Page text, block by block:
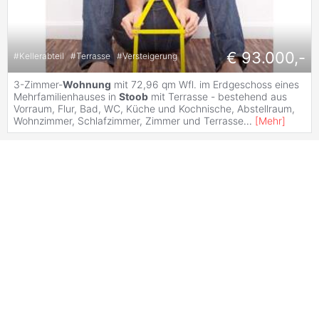
#Kellerabteil #Terrasse #Versteigerung € 93.000,-
3-Zimmer-Wohnung mit 72,96 qm Wfl. im Erdgeschoss eines
Mehrfamilienhauses in Stoob mit Terrasse - bestehend aus
Vorraum, Flur, Bad, WC, Küche und Kochnische, Abstellraum,
Wohnzimmer, Schlafzimmer, Zimmer und Terrasse... [Mehr]